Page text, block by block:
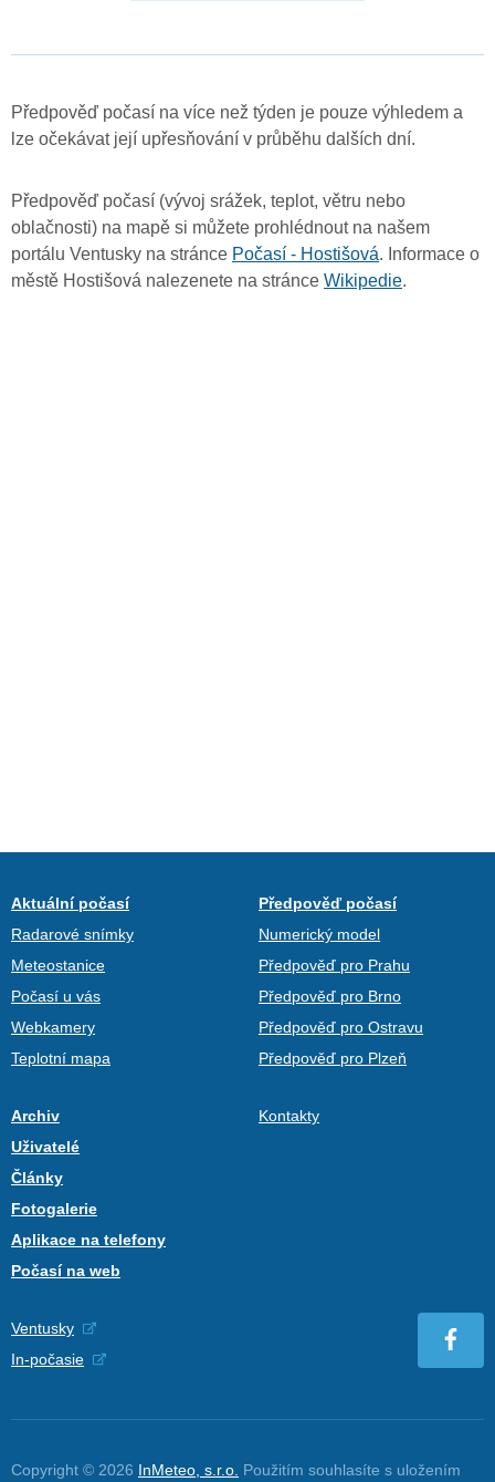
Předpověď počasí na více než týden je pouze výhledem a
lze očekávat její upřesňování v průběhu dalších dní.
Předpověď počasí (vývoj srážek, teplot, větru nebo
oblačnosti) na mapě si můžete prohlédnout na našem
portálu Ventusky na stránce Počasí - Hostišová. Informace o
městě Hostišová nalezenete na stránce Wikipedie.
Aktuální počasí
Radarové snímky
Meteostanice
Počasí u vás
Webkamery
Teplotní mapa
Předpověď počasí
Numerický model
Předpověď pro Prahu
Předpověď pro Brno
Předpověď pro Ostravu
Předpověď pro Plzeň
Archiv
Uživatelé
Články
Fotogalerie
Aplikace na telefony
Počasí na web
Kontakty
Ventusky
In-počasie
Copyright © 2026 InMeteo, s.r.o. Použitím souhlasíte s uložením